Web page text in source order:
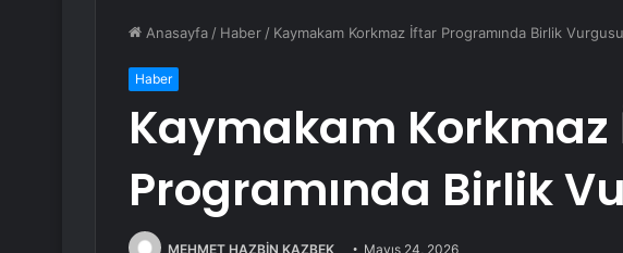
Anasayfa / Haber / Kaymakam Korkmaz İftar Programında Birlik Vurgusu
Haber
Kaymakam Korkmaz
Programında Birlik
MEHMET HAZBİN KAZBEK Mayıs 24, 2026